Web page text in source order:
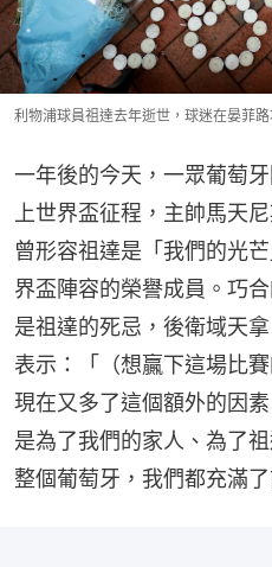
利物浦球員祖達去年逝世，球迷在晏菲路
一年後的今天，一眾葡萄
上世界盃征程，主帥馬天
曾形容祖達是「我們的光
界盃陣容的榮譽成員。巧
是祖達的死忌，後衛域天
表示：「（想贏下這場比
現在又多了這個額外的因
是為了我們的家人、為了
整個葡萄牙，我們都充滿了